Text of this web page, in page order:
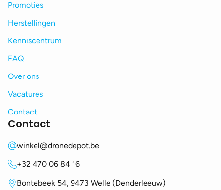
Promoties
Herstellingen
Kenniscentrum
FAQ
Over ons
Vacatures
Contact
Contact
winkel@dronedepot.be
+32 470 06 84 16
Bontebeek 54, 9473 Welle (Denderleeuw)